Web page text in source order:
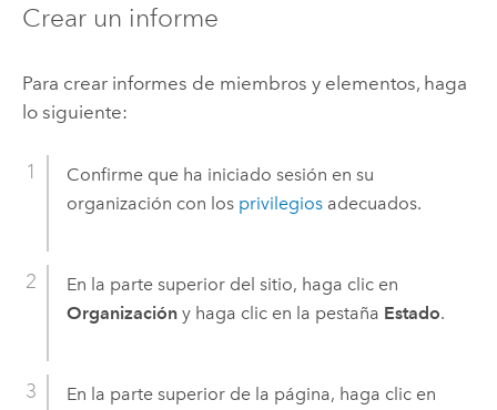
Crear un informe
Para crear informes de miembros y elementos, haga
lo siguiente:
Confirme que ha iniciado sesión en su
organización con los privilegiosadecuados.
En la parte superior del sitio, haga clic en
Organizacióny haga clic en la pestaña Estado.
En la parte superior de la página, haga clic en